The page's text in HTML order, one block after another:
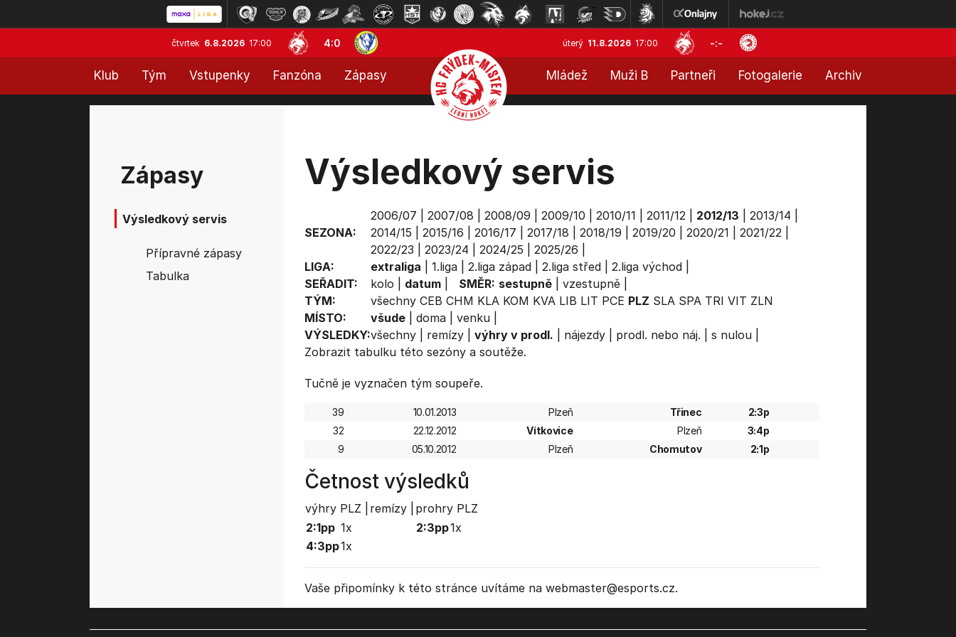
čtvrtek 6.8.2026 17:00 4:0 úterý 11.8.2026 17:00 -:-
Klub Tým Vstupenky Fanzóna Zápasy Mládež Muži B Partneři Fotogalerie Archiv
Zápasy
Výsledkový servis
Přípravné zápasy
Tabulka
Výsledkový servis
SEZONA:
2006/07 2007/08 2008/09 2009/10 2010/11 2011/12| 2012/13 2013/14
2014/15
2015/16 2016/17 2017/18 2018/19 2019/20 2020/21 2021/22|
2022/23
2023/24 2024/25 2025/26
LIGA:
extraliga 1.liga| 2.liga západ| 2.liga střed| 2.liga východ|
SEŘADIT:
kolo datum| SMĚR: sestupně| vzestupně|
TÝM:
všechny CEB CHM KLA KOM KVA LIB LIT PCE PLZ SLA SPA TRI VIT ZLN
MÍSTO:
všude| doma| venku|
VÝSLEDKY:všechny| remízy| výhry v prodl. nájezdy| prodl. nebo náj. s nulou|
Zobrazit tabulkutéto sezóny a soutěže.
Tučně je vyznačen tým soupeře.
39 10.01.2013 Plzeň Třinec
2:3p
32
22.12.2012 Vítkovice Plzeň
3:4p
9
05.10.2012 Plzeň Chomutov 2:1p
Četnost výsledků
výhry PLZ | remízy |
prohry PLZ
2:1pp 1x
4:3pp1x
2:3pp1x
Vaše připomínky k této stránce uvítáme na webmaster@esports.cz.